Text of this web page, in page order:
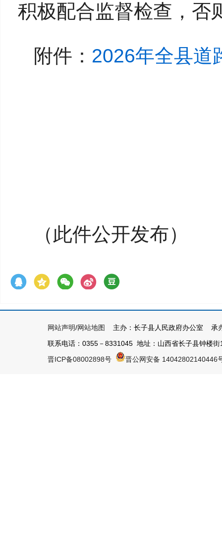
积极配合监督检查， 否
附件： 2026年全县道
（ 此件公开发布）
网站声明/网站地图
主办：长子县人民政府办公室 承
联系电话：0355－8331045 地址：山西省长子县钟楼
晋ICP备08002898号
晋公网安备 14042802140446